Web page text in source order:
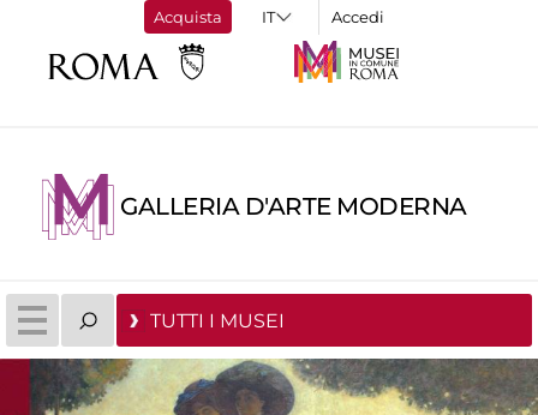
Acquista Accedi
GALLERIA D'ARTE MODERNA
TUTTI I MUSEI